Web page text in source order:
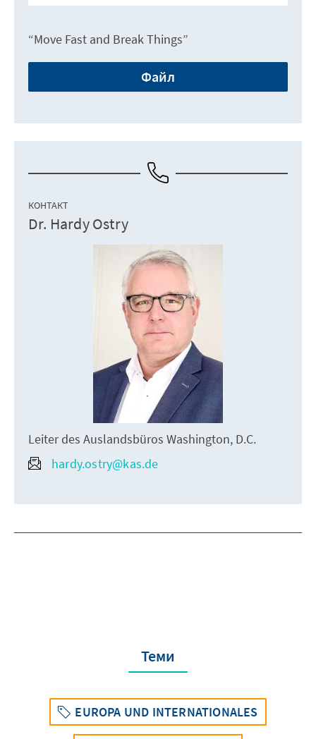
“Move Fast and Break Things”
Файл
КОНТАКТ
Dr. Hardy Ostry
Leiter des Auslandsbüros Washington, D.C.
hardy.ostry@kas.de
Теми
EUROPA UND INTERNATIONALES